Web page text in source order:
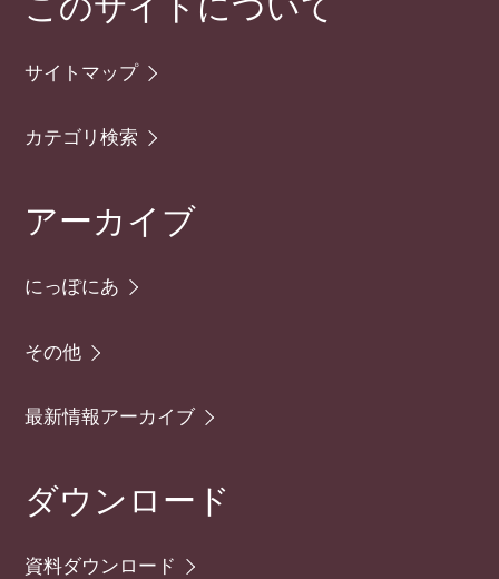
サイトマップ
カテゴリ検索
アーカイブ
にっぽにあ
その他
最新情報アーカイブ
ダウンロード
資料ダウンロード